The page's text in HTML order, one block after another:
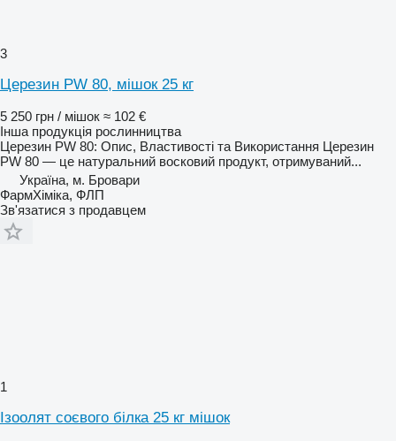
3
Церезин PW 80, мішок 25 кг
5 250 грн / мішок ≈ 102 €
Інша продукція рослинництва
Церезин PW 80: Опис, Властивості та Використання Церезин
PW 80 — це натуральний восковий продукт, отримуваний...
Україна, м. Бровари
ФармХіміка, ФЛП
Зв'язатися з продавцем
1
Ізоолят соєвого білка 25 кг мішок